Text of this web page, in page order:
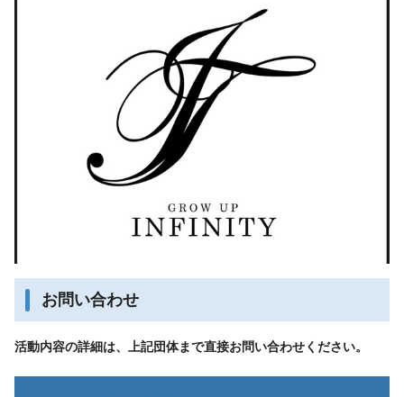
お問い合わせ
活動内容の詳細は、上記団体まで直接お問い合わせください。